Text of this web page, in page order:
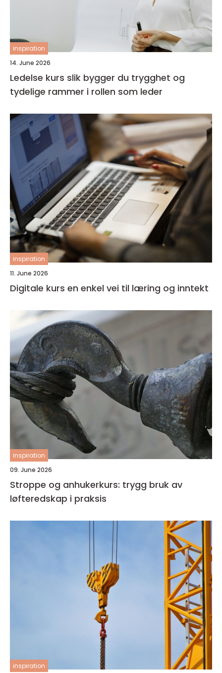
inspiration
14. June 2026
Ledelse kurs slik bygger du trygghet og
tydelige rammer i rollen som leder
inspiration
11. June 2026
Digitale kurs en enkel vei til læring og inntekt
inspiration
09. June 2026
Stroppe og anhukerkurs: trygg bruk av
løfteredskap i praksis
inspiration